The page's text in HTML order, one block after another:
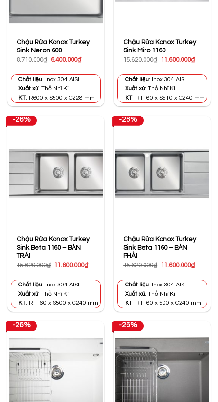
Chậu Rửa Konox Turkey
Sink Neron 600
8.710.000₫ Giá
8.710.000₫.
6.400.000₫Giá
Chất liệu: Inox 304 AISI
Xuất xứ: Thổ Nhĩ Kì
KT: R600 x S500 x C228 mm
Chậu Rửa Konox Turkey
Sink Miro 1160
15.620.000₫
Giá
15.620.000₫.
11.600.000₫Giá
Chất liệu: Inox 304 AISI
Xuất xứ: Thổ Nhĩ Kì
KT: R1160 x S510 x C240 mm
-26%
Chậu Rửa Konox Turkey
Sink Beta 1160 – BÀN
TRÁI
15.620.000₫
Giá
15.620.000₫.
11.600.000₫Giá
Chất liệu: Inox 304 AISI
Xuất xứ: Thổ Nhĩ Kì
KT: R1160 x S500 x C240 mm
-26%
Chậu Rửa Konox Turkey
Sink Beta 1160 – BÀN
PHẢI
15.620.000₫
Giá
15.620.000₫.
11.600.000₫Giá
Chất liệu: Inox 304 AISI
Xuất xứ: Thổ Nhĩ Kì
KT: R1160 x 500 x C240 mm
-26% -26%